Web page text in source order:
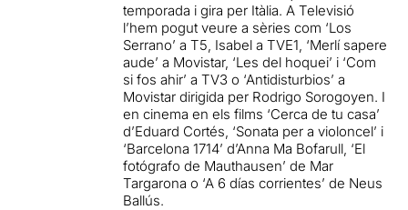
temporada i gira per Itàlia. A Televisió
l’hem pogut veure a sèries com ‘Los
Serrano’ a T5, Isabel a TVE1, ‘Merlí sapere
aude’ a Movistar, ‘Les del hoquei’ i ‘Com
si fos ahir’ a TV3 o ‘Antidisturbios’ a
Movistar dirigida per Rodrigo Sorogoyen. I
en cinema en els films ‘Cerca de tu casa’
d’Eduard Cortés, ‘Sonata per a violoncel’ i
‘Barcelona 1714’ d’Anna Ma Bofarull, ‘El
fotógrafo de Mauthausen’ de Mar
Targarona o ‘A 6 días corrientes’ de Neus
Ballús.